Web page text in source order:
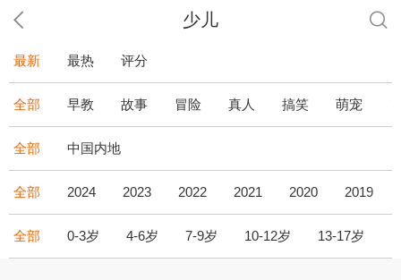
少儿
最新 最热 评分
全部 早教 故事 冒险 真人 搞笑 萌宠
全部 中国内地
全部 2024 2023 2022 2021 2020 2019
全部 0-3岁 4-6岁 7-9岁 10-12岁 13-17岁